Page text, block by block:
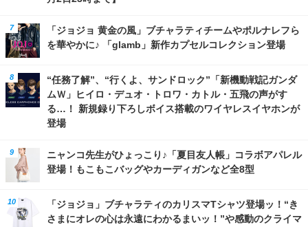
「ジョジョ 黄金の風」ブチャラティチームやポルナレフら
を華やかに♪ 「glamb」新作カプセルコレクション登場
“任務了解”、“行くよ、サンドロック”「新機動戦記ガンダ
ムＷ」ヒイロ・デュオ・トロワ・カトル・五飛の声がす
る…！ 新規録り下ろしボイス搭載のワイヤレスイヤホンが
登場
ニャンコ先生がひょっこり♪「夏目友人帳」コラボアパレル
登場！もこもこバッグやカーディガンなど全8型
「ジョジョ」ブチャラティのカリスマTシャツ登場ッ！“き
さまにオレの心は永遠にわかるまいッ！”や感動のクライマ